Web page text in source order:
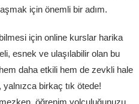
için önemli bir adım.
için online kurslar harika
esnek ve ulaşılabilir olan bu
daha etkili hem de zevkli hale
birkaç tık ötede!
öğrenim yolculuğunuzu